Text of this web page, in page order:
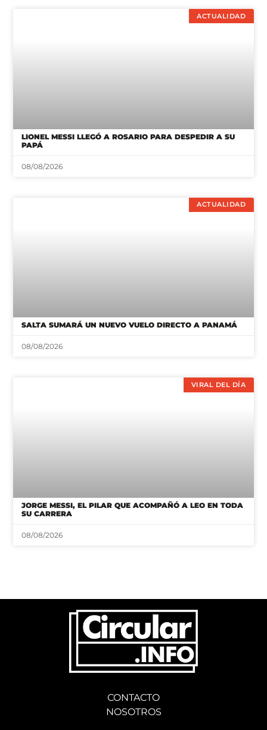
ACTUALIDAD
LIONEL MESSI LLEGÓ A ROSARIO PARA DESPEDIR A SU
PAPÁ
08/08/2026
ACTUALIDAD
SALTA SUMARÁ UN NUEVO VUELO DIRECTO A PANAMÁ
08/08/2026
VIRAL DEL DÍA
JORGE MESSI, EL PILAR QUE ACOMPAÑÓ A LEO EN TODA
SU CARRERA
08/08/2026
CONTACTO
NOSOTROS